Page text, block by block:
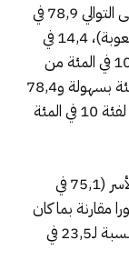
وأشار المصدر ذاته إلى أن هذه النسب تبلغ على التوالي 78,9 في
المئة (33,7 في المئة بدون صعوبة و45,2 بصعوبة)، 14,4 في
المئة و4 في المئة و2,8 في المئة بالنسبة لفئة 10 في المئة من
الأسر الأكثر يسرا، مقابل 80,4 في المئة (2 في المئة بسهولة و78,4
بصعوبة)، و0,7 و6,1 و12,7 في المئة بالنسبة لفئة 10 في المئة
كما أبرزت المذكرة أن حوالي ثلاثة أرباع أرباب الأسر (75,1 في
مقارنة بما كان
عليه قبل جائحة كوفيد-19، وظل مستقرا بالنسبة لـ23,5 في